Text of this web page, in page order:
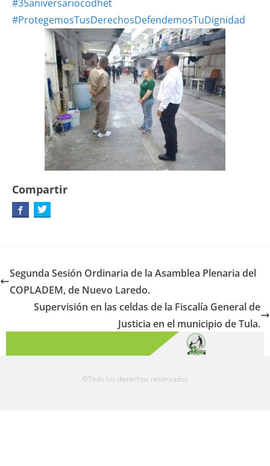
#35aniversariocodhet
#ProtegemosTusDerechosDefendemosTuDignidad
Compartir
Segunda Sesión Ordinaria de la Asamblea Plenaria del
COPLADEM, de Nuevo Laredo.
Supervisión en las celdas de la Fiscalía General de
Justicia en el municipio de Tula.
©Todo los derechos reservados